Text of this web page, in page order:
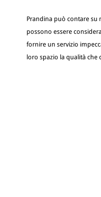
Prandina può contare su
possono essere
fornire un servizio
loro spazio la qualità che